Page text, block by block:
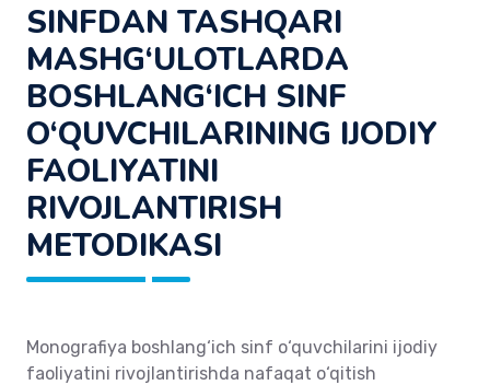
SINFDAN TASHQARI
MASHG‘ULOTLARDA
BOSHLANG‘ICH SINF
O‘QUVCHILARINING IJODIY
FAOLIYATINI
RIVOJLANTIRISH
METODIKASI
Monografiya boshlang‘ich sinf o‘quvchilarini ijodiy
faoliyatini rivojlantirishda nafaqat o‘qitish